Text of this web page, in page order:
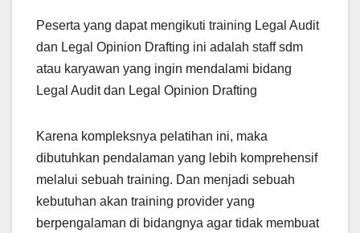
Peserta yang dapat mengikuti training Legal Audit
dan Legal Opinion Drafting ini adalah staff sdm
atau karyawan yang ingin mendalami bidang
Legal Audit dan Legal Opinion Drafting
Karena kompleksnya pelatihan ini, maka
dibutuhkan pendalaman yang lebih komprehensif
melalui sebuah training. Dan menjadi sebuah
kebutuhan akan training provider yang
berpengalaman di bidangnya agar tidak membuat